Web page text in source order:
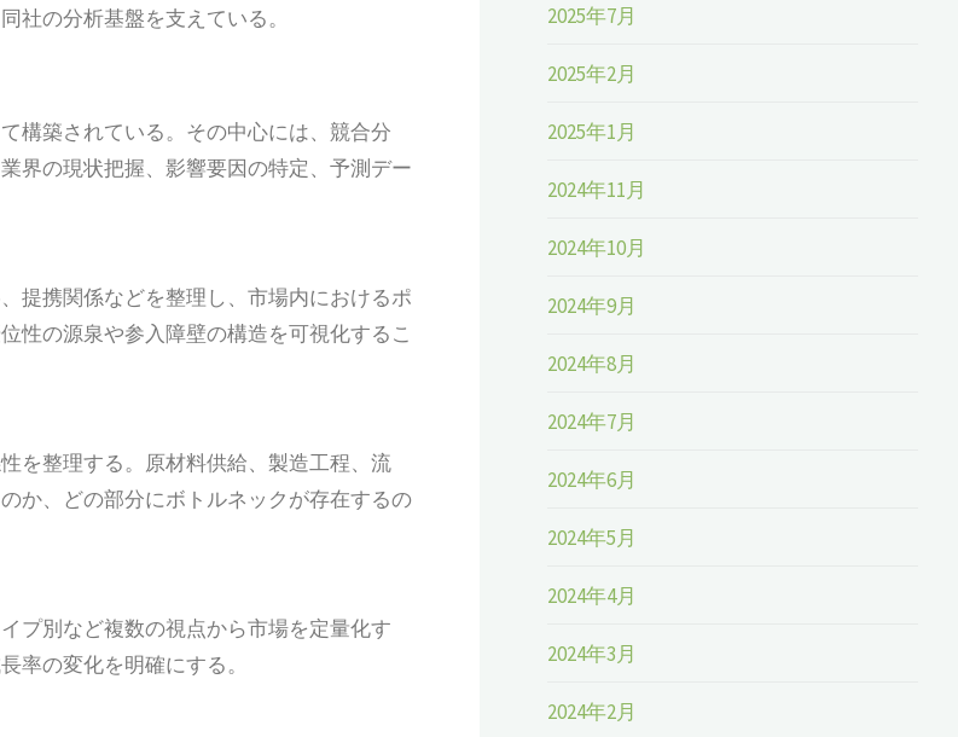
社の分析基盤を支えている。
構築されている。その中心には、競合分
界の現状把握、影響要因の特定、予測デー
提携関係などを整理し、市場内におけるポ
性の源泉や参入障壁の構造を可視化するこ
を整理する。原材料供給、製造工程、流
か、どの部分にボトルネックが存在するの
プ別など複数の視点から市場を定量化す
率の変化を明確にする。
2025年7月
2025年2月
2025年1月
2024年11月
2024年10月
2024年9月
2024年8月
2024年7月
2024年6月
2024年5月
2024年4月
2024年3月
2024年2月